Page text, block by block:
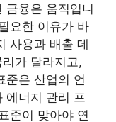
금융은 움직입니
요한 이유가 바
사용과 배출 데
가 달라지고,
준은 산업의 언
에너지 관리 프
준이 맞아야 연